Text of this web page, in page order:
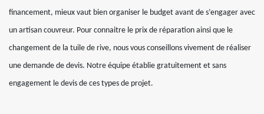
financement, mieux vaut bien organiser le budget avant de s’engager avec
un artisan couvreur. Pour connaitre le prix de réparation ainsi que le
changement de la tuile de rive, nous vous conseillons vivement de réaliser
une demande de devis. Notre équipe établie gratuitement et sans
engagement le devis de ces types de projet.